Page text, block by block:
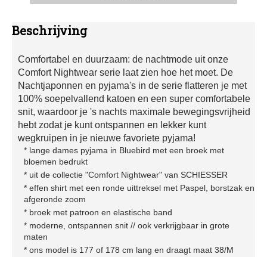
Beschrijving
Comfortabel en duurzaam: de nachtmode uit onze
Comfort Nightwear serie laat zien hoe het moet. De
Nachtjaponnen en pyjama's in de serie flatteren je met
100% soepelvallend katoen en een super comfortabele
snit, waardoor je 's nachts maximale bewegingsvrijheid
hebt zodat je kunt ontspannen en lekker kunt
wegkruipen in je nieuwe favoriete pyjama!
* lange dames pyjama in Bluebird met een broek met
bloemen bedrukt
* uit de collectie "Comfort Nightwear" van SCHIESSER
* effen shirt met een ronde uittreksel met Paspel, borstzak en
afgeronde zoom
* broek met patroon en elastische band
* moderne, ontspannen snit // ook verkrijgbaar in grote
maten
* ons model is 177 of 178 cm lang en draagt maat 38/M